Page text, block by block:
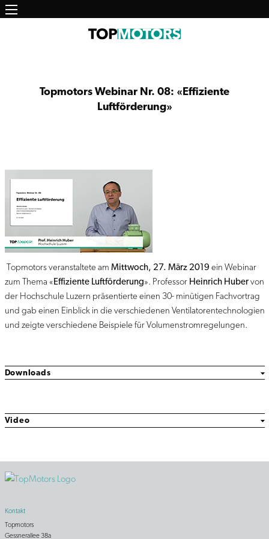
Direkt
zum
Main
navigation
Topmotors Webinar Nr. 08: «Effiziente
Luftförderung»
​ Topmotors veranstaltete am Mittwoch, 27. März 2019 ein Webinar
zum Thema «Effiziente Luftförderung». Professor Heinrich Hubervon
der Hochschule Luzern präsentierte einen 30- minütigen Fachvortrag
und gab einen Einblick in die verschiedenen Ventilatorentechnologien
und zeigte verschiedene Beispiele für Volumenstromregelungen.
Downloads
Video
Kontakt
Topmotors
Gessnerallee 38a